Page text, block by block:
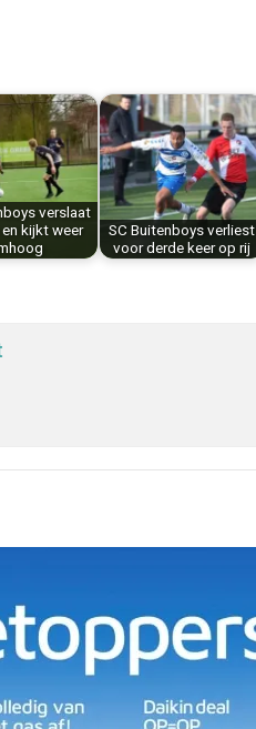
verslaat
kijkt weer
SC Buitenboys verliest
voor derde keer op rij